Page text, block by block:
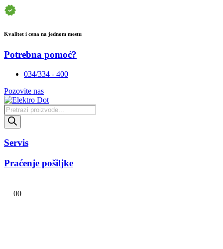
Kvalitet i cena na jednom mestu
Potrebna pomoć?
034/334 - 400
Pozovite nas
Products
search
Servis
Praćenje pošiljke
00